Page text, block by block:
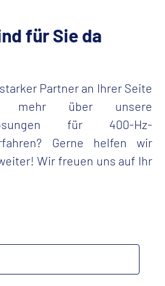
für Sie da
Partner an Ihrer Seite
mehr über unsere
für 400-Hz-
Gerne helfen wir
Wir freuen uns auf Ihr